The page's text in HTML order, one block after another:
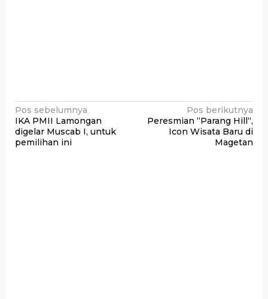
Navigasi
pos
Pos sebelumnya
IKA PMII Lamongan
digelar Muscab I, untuk
pemilihan ini
Pos berikutnya
Peresmian “Parang Hill“,
Icon Wisata Baru di
Magetan